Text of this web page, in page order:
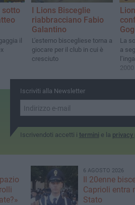
sotto
il
I Lions Bisceglie
riabbracciano Fabio
Galantino
L'esterno biscegliese torna a
giocare per il club in cui è
cresciuto
La
a
2000
Iscriviti alla Newsletter
Iscrivendoti accetti i termini e la privacy
6 AGOSTO 2026
Il 20enne
Caprioli entra
Stato